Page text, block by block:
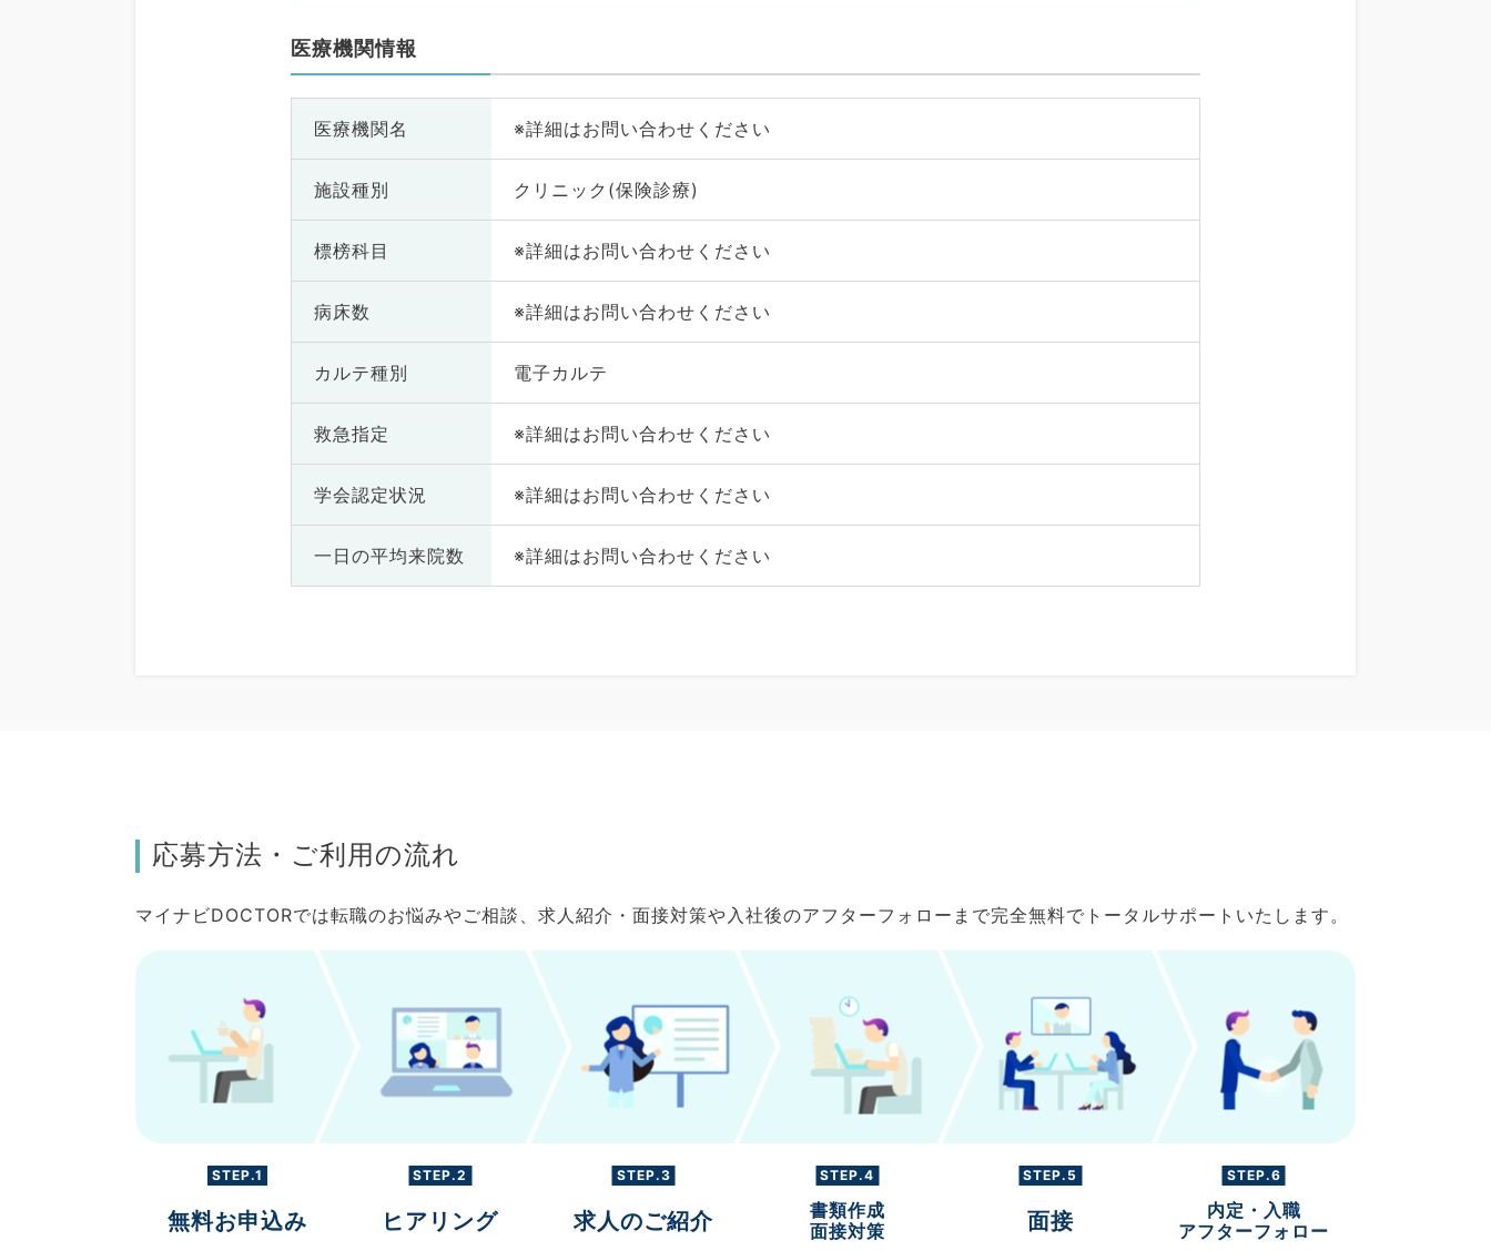
医療機関情報
医療機関名 ※詳細はお問い合わせください
施設種別 クリニック(保険診療)
標榜科目 ※詳細はお問い合わせください
病床数 ※詳細はお問い合わせください
カルテ種別 電子カルテ
救急指定 ※詳細はお問い合わせください
学会認定状況 ※詳細はお問い合わせください
一日の平均来院数 ※詳細はお問い合わせください
応募方法・ご利用の流れ
マイナビDOCTORでは転職のお悩みやご相談、求人紹介・面接対策や入社後のアフターフォローまで完全無料でトータルサポートいたします。
STEP.1
無料お申込み
STEP.2
ヒアリング
STEP.3
求人のご紹介
STEP.4
書類作成
面接対策
STEP.5
面接
STEP.6
内定・入職
アフターフォロー